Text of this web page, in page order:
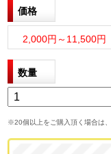
価格
2,000円～11,500円
数量
※20個以上をご購入頂く場合は